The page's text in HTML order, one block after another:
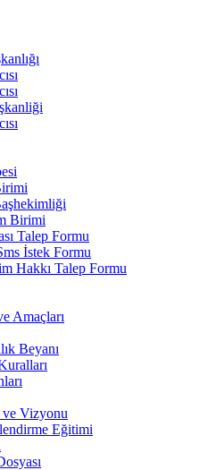
Birimi
Talep Formu
İstek Formu
Hakkı Talep Formu
Amaçları
Beyanı
ve Vizyonu
Eğitimi